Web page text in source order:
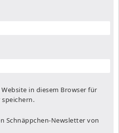
in diesem Browser für
Schnäppchen-Newsletter von